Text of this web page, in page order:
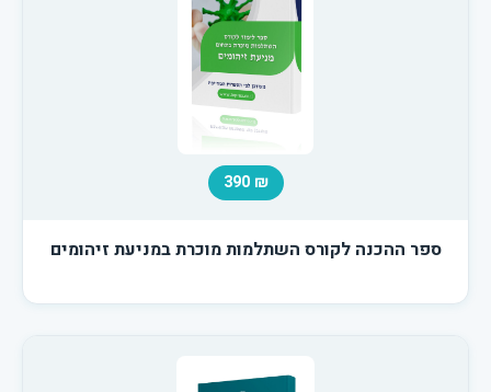
₪ 390
ספר ההכנה לקורס השתלמות מוכרת במניעת זיהומים